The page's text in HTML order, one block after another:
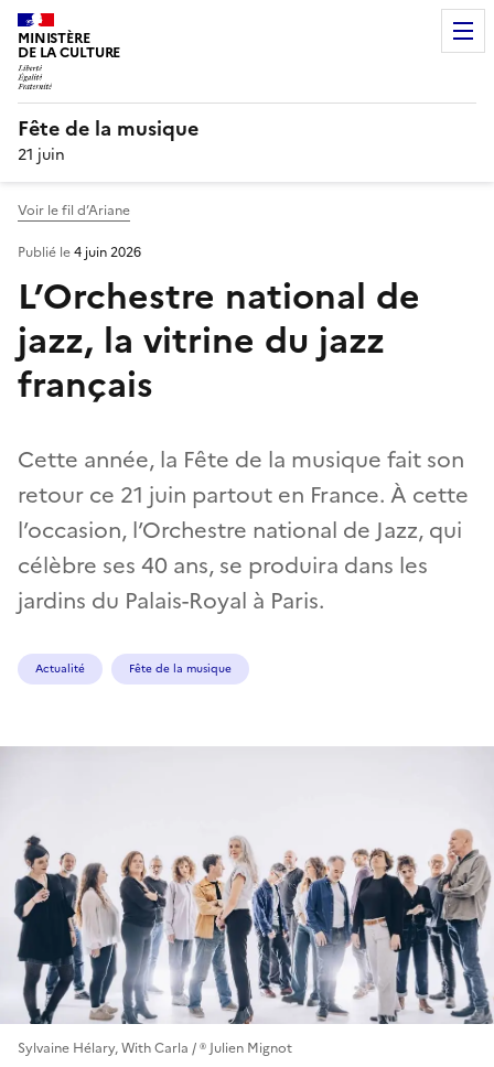
MINISTÈRE
DE LA CULTURE
Fête de la musique
21 juin
Voir le fil d’Ariane
L’Orchestre national de
jazz, la vitrine du jazz
français
Cette année, la Fête de la musique fait son
retour ce 21 juin partout en France. À cette
l’occasion, l’Orchestre national de Jazz, qui
célèbre ses 40 ans, se produira dans les
jardins du Palais-Royal à Paris.
Publié le4 juin 2026
Actualité Fête de la musique
Sylvaine Hélary, With Carla / ® Julien Mignot